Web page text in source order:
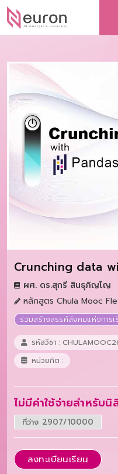
Crunching data
ผศ. ดร.สุกรี สินธุภิญโญ
หลักสูตร Chula Mooc
ร่วมสร้างสรรค์สังคมแห่งการเ
รหัสวิชา :
หน่วยกิต :
ไม่มีค่าใช้จ่ายสำหรับ
ที่ว่าง 2907/10000
ลงทะเบียนเรียน